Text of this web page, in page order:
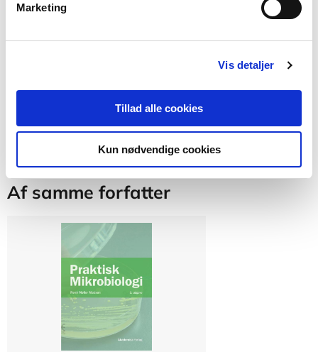
Marketing
Vis detaljer
Tillad alle cookies
Kun nødvendige cookies
link:https://master.praxis.dk/course/view.php?
Af samme forfatter